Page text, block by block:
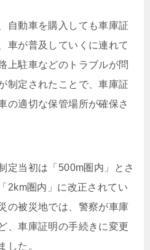
自動車を購入しても車庫証
車が普及していくに連れて
上駐車などのトラブルが問
制定されたことで、車庫証
の適切な保管場所が確保さ
定当初は「500m圏内」とさ
2km圏内」に改正されてい
の被災地では、警察が車庫
、車庫証明の手続きに変更
した。